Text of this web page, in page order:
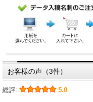
お客様の声（3件）
総評: 5.0